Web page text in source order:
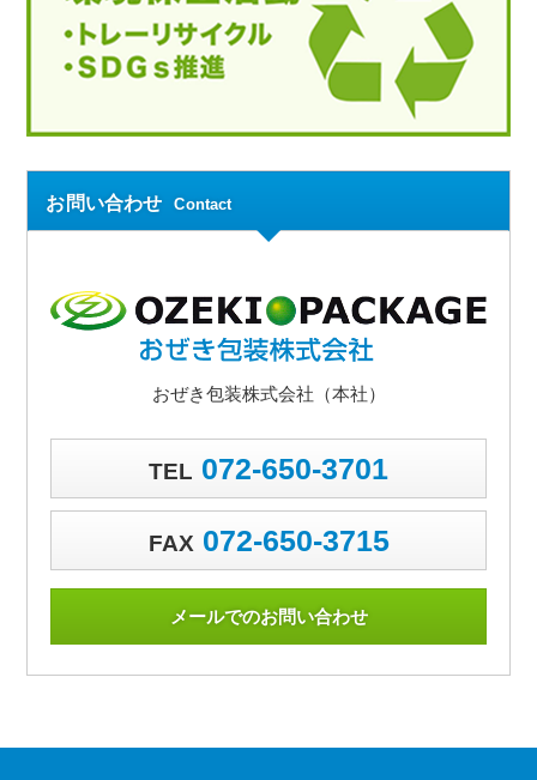
お問い合わせ Contact
おぜき包装株式会社（本社）
TEL 072-650-3701
FAX 072-650-3715
メールでのお問い合わせ